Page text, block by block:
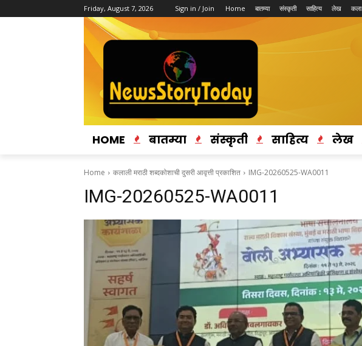
Friday, August 7, 2026 Sign in / Join Home बातम्या संस्कृती साहित्य लेख कला
HOME बातम्या संस्कृती साहित्य लेख
Home कलाली मराठी शब्दकोशाची दुसरी आवृत्ती प्रकाशित IMG-20260525-WA0011
IMG-20260525-WA0011